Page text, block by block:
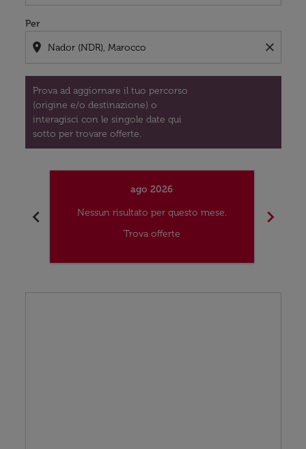
Per
location_on close
Prova ad aggiornare il tuo percorso
(origine e/o destinazione) o
interagisci con le singole date qui
sotto per trovare offerte.
chevron_left
ago 2026
Nessun risultato per questo mese.
Trova offerte
chevron_right